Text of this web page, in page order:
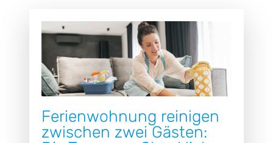
Ferienwohnung reinigen
zwischen zwei Gästen: